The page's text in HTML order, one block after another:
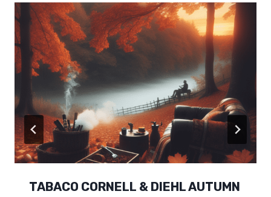
TABACO CORNELL & DIEHL AUTUMN